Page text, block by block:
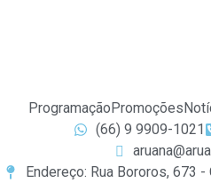
ProgramaçãoPromoções
(66) 9 9909-1021
Endereço: Rua Bororos, 673